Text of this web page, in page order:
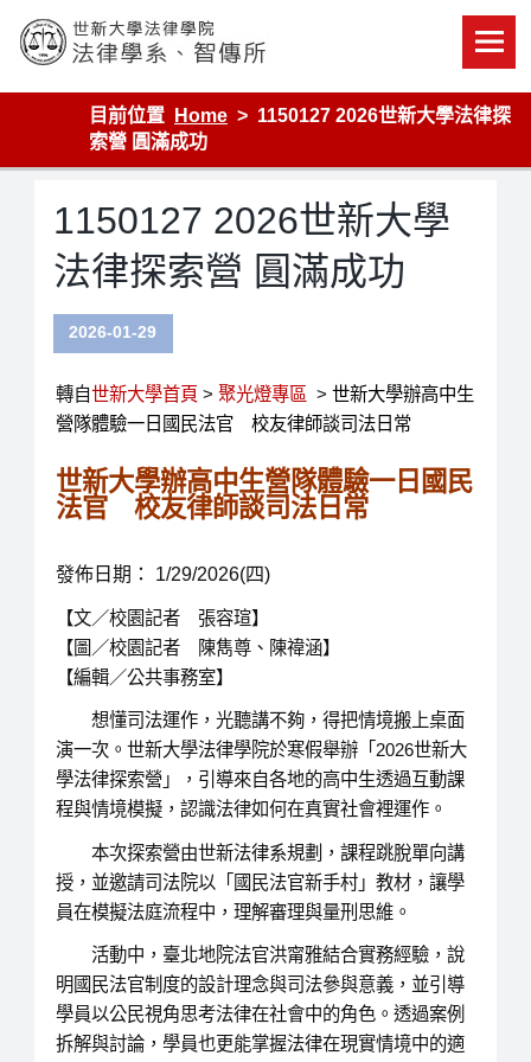
content
世新大學法律學院-法律學系-智慧財產暨科技法律研究所
目前位置
Home
1150127 2026世新大學法律探
索營 圓滿成功
1150127 2026世新大學
法律探索營 圓滿成功
2026-01-29
轉自世新大學首頁 > 聚光燈專區 > 世新大學辦高中生
營隊體驗一日國民法官 校友律師談司法日常
世新大學辦高中生營隊體驗一日國民
法官 校友律師談司法日常
發佈日期： 1/29/2026(四)
【文／校園記者 張容瑄】
【圖／校園記者 陳雋尊、陳禕涵】
【編輯／公共事務室】
想懂司法運作，光聽講不夠，得把情境搬上桌面
演一次。世新大學法律學院於寒假舉辦「2026世新大
學法律探索營」，引導來自各地的高中生透過互動課
程與情境模擬，認識法律如何在真實社會裡運作。
本次探索營由世新法律系規劃，課程跳脫單向講
授，並邀請司法院以「國民法官新手村」教材，讓學
員在模擬法庭流程中，理解審理與量刑思維。
活動中，臺北地院法官洪甯雅結合實務經驗，說
明國民法官制度的設計理念與司法參與意義，並引導
學員以公民視角思考法律在社會中的角色。透過案例
拆解與討論，學員也更能掌握法律在現實情境中的適